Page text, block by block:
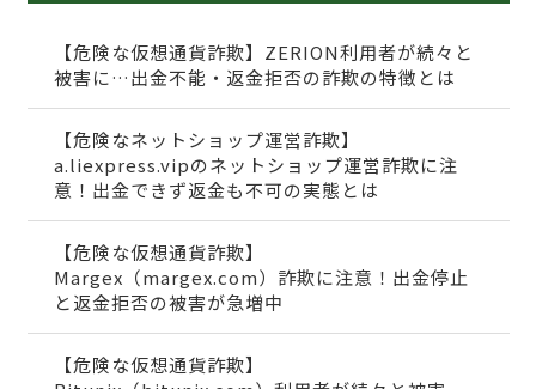
【危険な仮想通貨詐欺】ZERION利用者が続々と
被害に…出金不能・返金拒否の詐欺の特徴とは
【危険なネットショップ運営詐欺】
a.liexpress.vipのネットショップ運営詐欺に注
意！出金できず返金も不可の実態とは
【危険な仮想通貨詐欺】
Margex（margex.com）詐欺に注意！出金停止
と返金拒否の被害が急増中
【危険な仮想通貨詐欺】